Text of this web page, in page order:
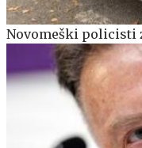
Novomeški policisti